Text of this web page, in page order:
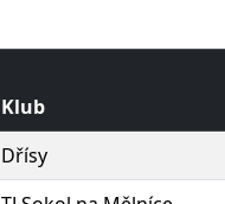
Klub
Dřísy